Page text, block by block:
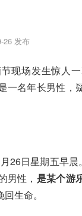
26 发布
现场发生惊人
一名年长男性，
26日星期五早晨
男性， 是某个游
生命。